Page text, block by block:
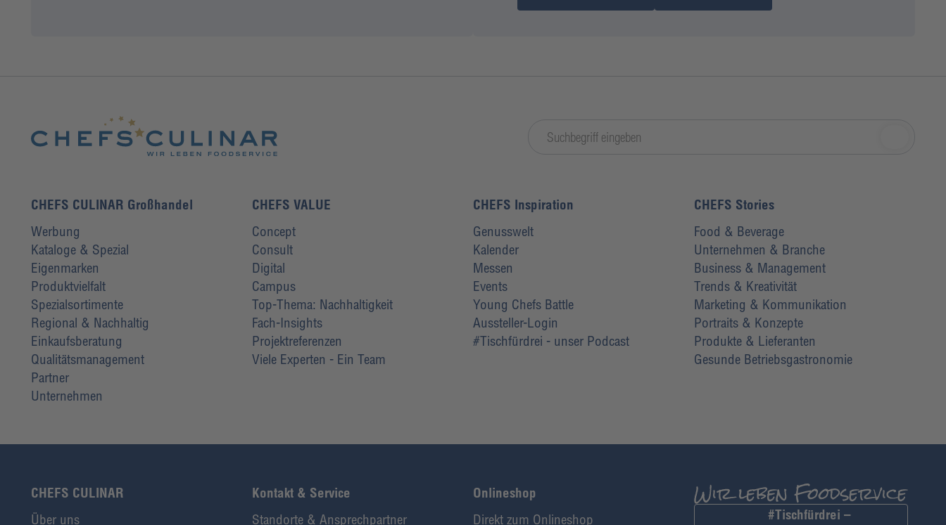
CHEFS CULINAR Großhandel
Werbung
Kataloge & Spezial
Eigenmarken
Produktvielfalt
Spezialsortimente
Regional & Nachhaltig
Einkaufsberatung
Qualitätsmanagement
Partner
Unternehmen
CHEFS VALUE
Concept
Consult
Digital
Campus
Top-Thema: Nachhaltigkeit
Fach-Insights
Projektreferenzen
Viele Experten - Ein Team
CHEFS Inspiration
Genusswelt
Kalender
Messen
Events
Young Chefs Battle
Aussteller-Login
#Tischfürdrei - unser Podcast
CHEFS Stories
Food & Beverage
Unternehmen & Branche
Business & Management
Trends & Kreativität
Marketing & Kommunikation
Portraits & Konzepte
Produkte & Lieferanten
Gesunde Betriebsgastronomie
CHEFS CULINAR
Über uns
Kontakt & Service
Standorte & Ansprechpartner
Onlineshop
Direkt zum Onlineshop
#Tischfürdrei –